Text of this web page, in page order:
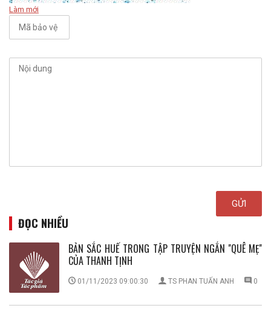
Làm mới
ĐỌC NHIỀU
BẢN SẮC HUẾ TRONG TẬP TRUYỆN NGẮN ''QUÊ MẸ''
CỦA THANH TỊNH
01/11/2023 09:00:30 TS PHAN TUẤN ANH 0